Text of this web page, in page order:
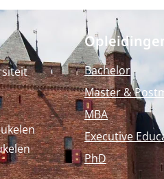
Bachelor
Master &
MBA
Executive
PhD